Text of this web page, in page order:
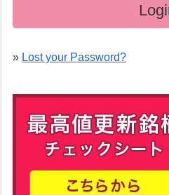
» Lost your Password?